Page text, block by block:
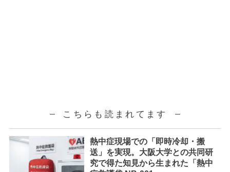
こちらも読まれてます
熱中症現場での「即時冷却・搬
送」を実現。大阪大学との共同研
究で得た知見から生まれた「熱中